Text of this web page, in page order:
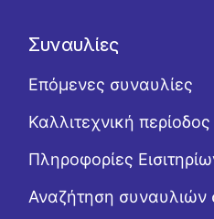
Συναυλίες
Επόμενες συναυλίες
Καλλιτεχνική
Πληροφορίες
Αναζήτηση συναυλιών